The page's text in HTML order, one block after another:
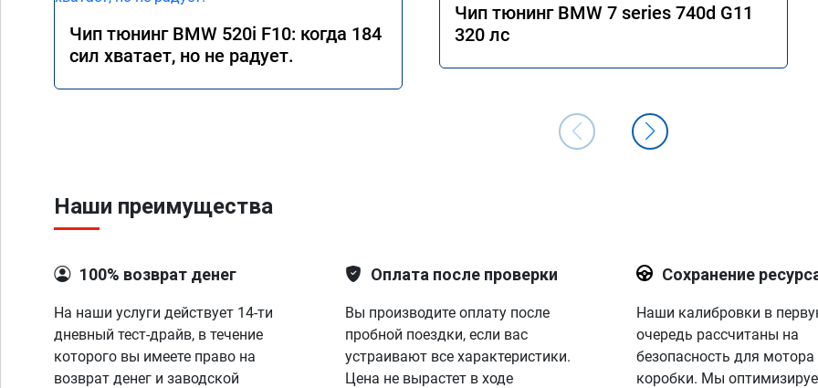
Чип тюнинг BMW 520i F10: когда 184
сил хватает, но не радует.
Чип тюнинг BMW 7 series 740d G11
320 лс
Наши преимущества
100% возврат денег
На наши услуги действует 14-ти
дневный тест-драйв, в течение
которого вы имеете право на
возврат денег и заводской
Оплата после проверки
Вы производите оплату после
пробной поездки, если вас
устраивают все характеристики.
Цена не вырастет в ходе
Сохранение
Наши калибровки в
очередь рассчитаны на
безопасность для мотора
коробки. Мы